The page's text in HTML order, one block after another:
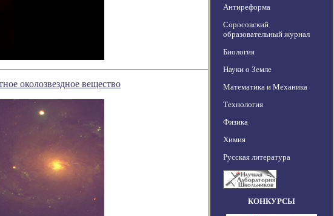
околозвездное вещество
Антиреформа
Соросовский
образовательный журнал
Биология
Науки о Земле
Математика и Механика
Технология
Физика
Химия
Русская литература
КОНКУРСЫ